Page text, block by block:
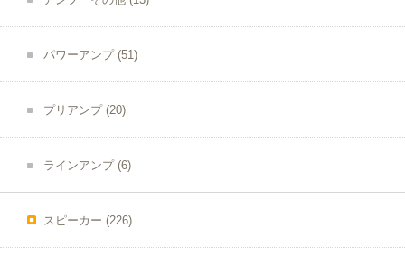
パワーアンプ (51)
プリアンプ (20)
ラインアンプ (6)
スピーカー (226)